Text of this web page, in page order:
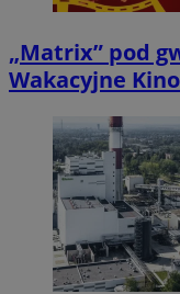
„Matrix” pod
Wakacyjne